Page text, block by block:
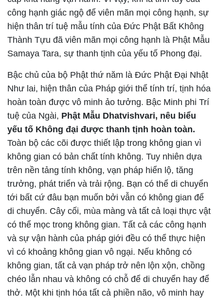
công hạnh giác ngộ để viên mãn mọi công hạnh, sự
hiện thân trí tuệ mẫu tính của Đức Phật Bất Không
Thành Tựu đã viên mãn mọi công hạnh là Phật Mẫu
Samaya Tara, sự thanh tịnh của yếu tố Phong đại.
Bậc chủ của bộ Phật thứ năm là Đức Phật Đại Nhật
Như lai, hiện thân của Pháp giới thể tính trí, tịnh hóa
hoàn toàn được vô minh ảo tưởng. Bậc Minh phi Trí
tuệ của Ngài, Phật Mẫu Dhatvishvari, nêu biểu
yếu tố Không đại được thanh tịnh hoàn toàn.
Toàn bộ các cõi được thiết lập trong không gian vì
không gian có bản chất tính không. Tuy nhiên dựa
trên nền tảng tính không, vạn pháp hiển lộ, tăng
trưởng, phát triển và trải rộng. Bạn có thể di chuyển
tới bất cứ đâu bạn muốn bởi vẫn có không gian để
di chuyển. Cây cối, mùa màng và tất cả loại thực vật
có thể mọc trong không gian. Tất cả các công hạnh
và sự vận hành của pháp giới đều có thể thực hiện
vì có khoảng không gian vô ngại. Nếu không có
không gian, tất cả vạn pháp trở nên lộn xộn, chồng
chéo lẫn nhau và không có chỗ để di chuyển hay để
thở. Một khi tịnh hóa tất cả phiền não, vô minh hay